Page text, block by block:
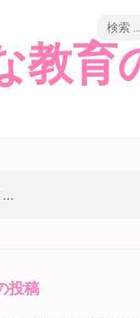
教育
投稿